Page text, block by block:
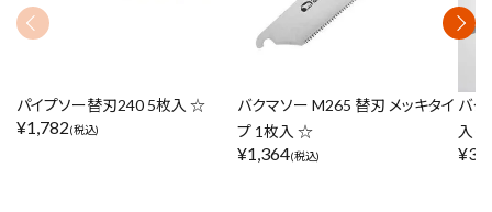
パイプソー替刃240 5枚入 ☆
¥1,782(税込)
バクマソー M265 替刃 メッキタイ
プ 1枚入 ☆
¥1,364(税込)
バク
入り
¥